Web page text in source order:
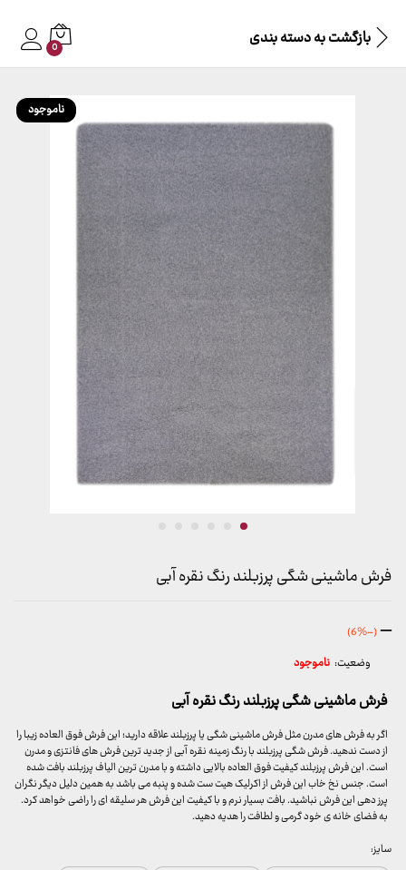
بازگشت بهدسته بندی 0
ناموجود
فرش ماشینی شگی پرزبلند رنگ نقره آبی
–محدوده
قیمت:
399,000 تومان
تا
7,599,000 تومان
(-6%)
وضعیت: ناموجود
فرش ماشینی شگی پرزبلند رنگ نقره آبی
اگر به فرش های مدرن مثل فرش ماشینی شگی یا پرزبلند علاقه دارید؛ این فرش فوق العاده زیبا را
از دست ندهید. فرش شگی پرزبلند با رنگ زمینه نقره آبی از جدید ترین فرش های فانتزی و مدرن
است. این فرش پرزبلند کیفیت فوق العاده بالایی داشته و با مدرن ترین الیاف پرزبلند بافت شده
است. جنس نخ خاب این فرش از اکرلیک هیت ست شده و پنبه می باشد به همین دلیل دیگر نگران
پرز دهی این فرش نباشید. بافت بسیار نرم و با کیفیت این فرش هر سلیقه ای را راضی خواهد کرد.
به فضای خانه ی خود گرمی و لطافت را هدیه دهید.
سایز: